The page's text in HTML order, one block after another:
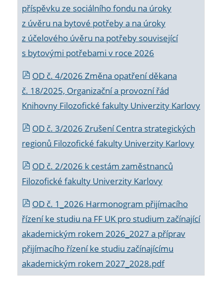
příspěvku ze sociálního fondu na úroky
z úvěru na bytové potřeby a na úroky
z účelového úvěru na potřeby související
s bytovými potřebami v roce 2026
OD č. 4/2026 Změna opatření děkana
č. 18/2025, Organizační a provozní řád
Knihovny Filozofické fakulty Univerzity Karlovy
OD č. 3/2026 Zrušení Centra strategických
regionů Filozofické fakulty Univerzity Karlovy
OD č. 2/2026 k cestám zaměstnanců
Filozofické fakulty Univerzity Karlovy
OD č. 1_2026 Harmonogram přijímacího
řízení ke studiu na FF UK pro studium začínající
akademickým rokem 2026_2027 a příprav
přijímacího řízení ke studiu začínajícímu
akademickým rokem 2027_2028.pdf